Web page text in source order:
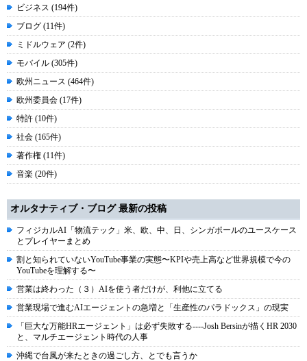
ビジネス (194件)
ブログ (11件)
ミドルウェア (2件)
モバイル (305件)
欧州ニュース (464件)
欧州委員会 (17件)
特許 (10件)
社会 (165件)
著作権 (11件)
音楽 (20件)
オルタナティブ・ブログ 最新の投稿
フィジカルAI「物流テック」米、欧、中、日、シンガポールのユースケース
とプレイヤーまとめ
割と知られていないYouTube事業の実態〜KPIや売上高など世界規模で今の
YouTubeを理解する〜
営業は終わった（３）AIを使う者だけが、利他に立てる
営業現場で進むAIエージェントの急増と「生産性のパラドックス」の現実
「巨大な万能HRエージェント」は必ず失敗する----Josh Bersinが描くHR 2030
と、マルチエージェント時代の人事
沖縄で台風が来たときの過ごし方、とでも言うか